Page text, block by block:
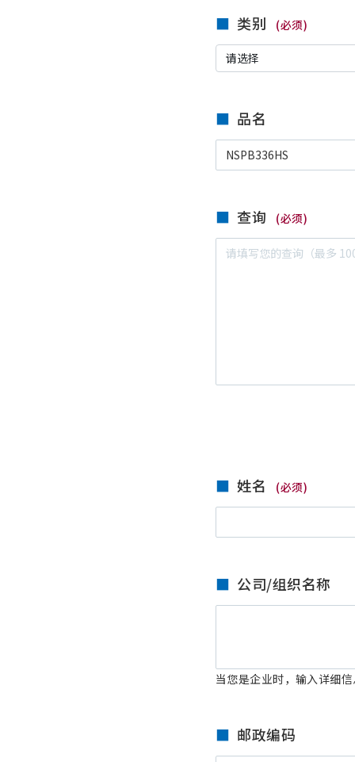
类别 (必须)
品名
查询 (必须)
姓名 (必须)
公司/组织名称
当您是企业时，输入详细
邮政编码